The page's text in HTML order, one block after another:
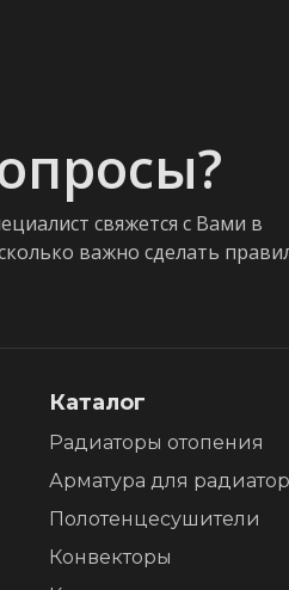
свяжется с Вами в
важно сделать
Каталог
Радиаторы отопения
Арматура для
Полотенцесушители
Конвекторы